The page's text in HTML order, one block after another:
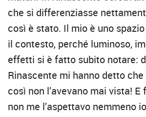
che si differenziasse
così è stato. Il mio è uno
il contesto, perché luminoso,
effetti si è fatto subito notare:
Rinascente mi hanno detto
così non l’avevano mai vista!
non me l’aspettavo nemmeno